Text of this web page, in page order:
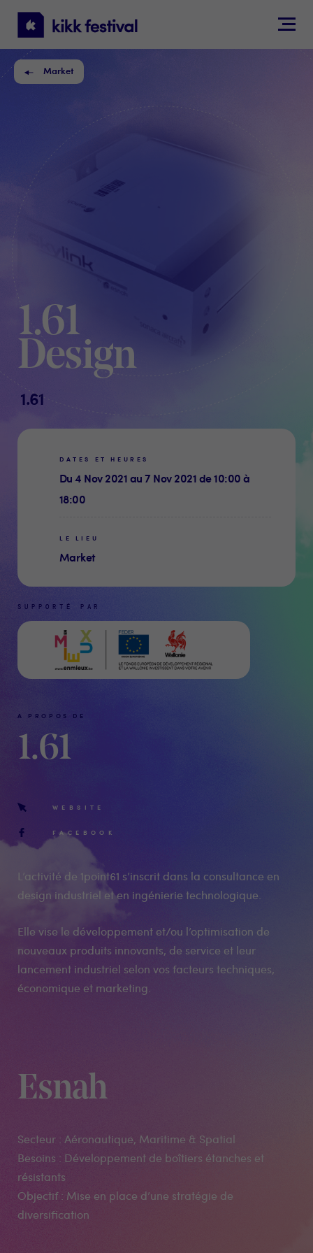
KIKK
Festival
Market
1.61
Design
1.61
DATES ET HEURES
Du 4 Nov 2021 au 7 Nov 2021 de 10:00 à
18:00
LE LIEU
Market
SUPPORTÉ PAR
A PROPOS DE
1.61
WEBSITE
FACEBOOK
L’activité de 1point61 s’inscrit dans la consultance en
design industriel et en ingénierie technologique.
Elle vise le développement et/ou l’optimisation de
nouveaux produits innovants, de service et leur
lancement industriel selon vos facteurs techniques,
économique et marketing.
Esnah
Secteur : Aéronautique, Maritime & Spatial
Besoins : Développement de boîtiers étanches et
résistants
Objectif : Mise en place d’une stratégie de
diversification